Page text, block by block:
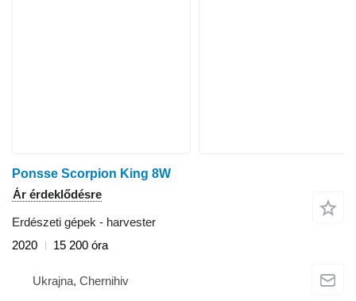
Ponsse Scorpion King 8W
Ár érdeklődésre
Erdészeti gépek - harvester
2020
15 200 óra
Ukrajna, Chernihiv